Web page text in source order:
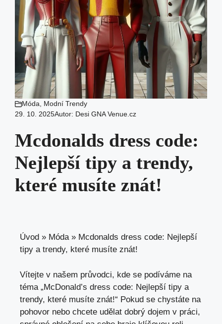
Móda
Modní Trendy
29. 10. 2025Autor: Desi GNA Venue.cz
Mcdonalds dress code:
Nejlepší tipy a trendy,
které musíte znát!
Úvod » Móda» Mcdonalds dress code: Nejlepší
tipy a trendy, které musíte znát!
Vítejte v našem průvodci, kde se podíváme na
téma „McDonald’s dress code: Nejlepší tipy a
trendy, které musíte znát!“ Pokud se chystáte na
pohovor nebo chcete udělat dobrý dojem v práci,